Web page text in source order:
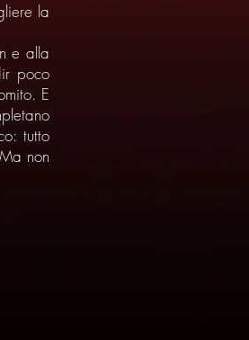
la
e alla
poco
E
tutto
non